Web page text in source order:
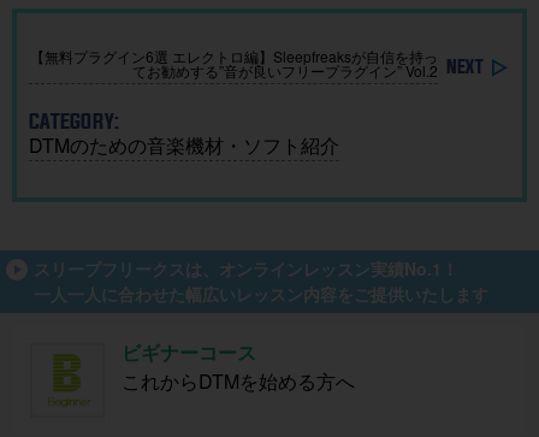
成！
【無料プラグイン6選 エレクトロ編】Sleepfreaksが自信を持っ
てお勧めする”音が良いフリープラグイン” Vol.2
CATEGORY:
DTMのための音楽機材・ソフト紹介
スリープフリークスは、オンラインレッスン実績No.1！
一人一人に合わせた幅広いレッスン内容をご提供いたします
ビギナーコース
これからDTMを始める方へ